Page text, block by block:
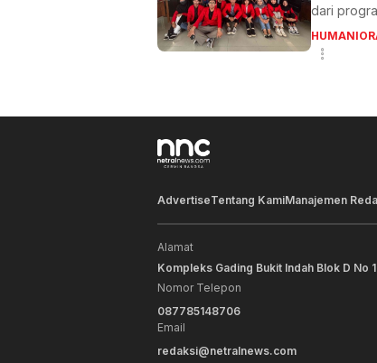
dari
AdvertiseTentang KamiManajemen
Alamat
Kompleks Gading Bukit Indah Blok D No
Nomor Telepon
087785148706
Email
redaksi@netralnews.com